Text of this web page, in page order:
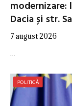
modernizare:
Dacia și str.
7 august 2026
…
POLITICĂ